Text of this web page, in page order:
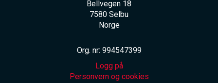
Bellvegen 18
7580 Selbu
Norge
Org. nr: 994547399
Logg på
Personvern og cookies